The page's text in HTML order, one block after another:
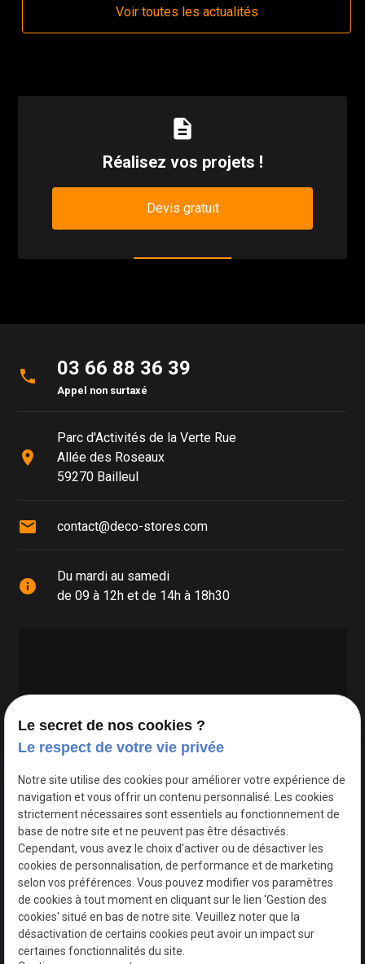
Voir toutes les actualités
description
Réalisez vos projets !
Devis gratuit
phone 03 66 88 36 39
Appel non surtaxé
place
Parc d'Activités de la Verte Rue
Allée des Roseaux
59270 Bailleul
mail contact@deco-stores.com
info
Du mardi au samedi
de 09 à 12h et de 14h à 18h30
Google Maps Search API est désactivé.
Le secret de nos cookies ?
Le respect de votre vie privée
Notre site utilise des cookies pour améliorer votre expérience de
navigation et vous offrir un contenu personnalisé. Les cookies
strictement nécessaires sont essentiels au fonctionnement de
base de notre site et ne peuvent pas être désactivés.
Cependant, vous avez le choix d'activer ou de désactiver les
cookies de personnalisation, de performance et de marketing
selon vos préférences. Vous pouvez modifier vos paramètres
de cookies à tout moment en cliquant sur le lien 'Gestion des
cookies' situé en bas de notre site. Veuillez noter que la
désactivation de certains cookies peut avoir un impact sur
certaines fonctionnalités du site.